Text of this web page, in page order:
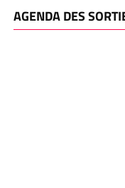
AGENDA DES